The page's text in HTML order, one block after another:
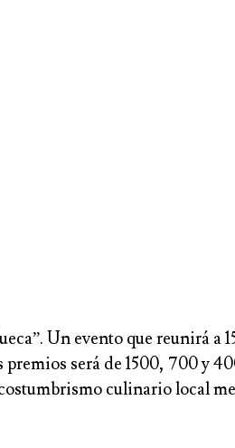
Un evento que reunirá a
será de 1500, 700 y
culinario local